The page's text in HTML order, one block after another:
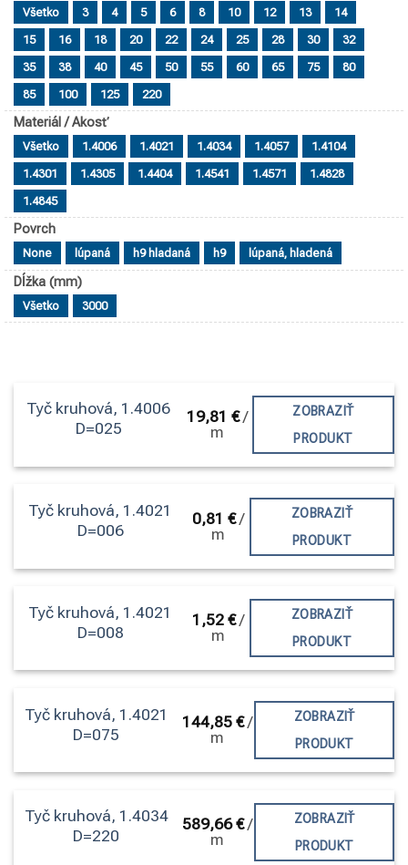
Všetko 3 4 5 6 8 10 12 13 14
15 16 18 20 22 24 25 28 30 32
35 38 40 45 50 55 60 65 75 80
85 100 125 220
Materiál / Akosť
Všetko 1.4006 1.4021 1.4034 1.4057 1.4104
1.4301 1.4305 1.4404 1.4541 1.4571 1.4828
1.4845
Povrch
None lúpaná h9 hladaná h9 lúpaná, hladená
Dĺžka (mm)
Všetko 3000
Tyč kruhová, 1.4006
D=025
19,81€/
m
ZOBRAZIŤ
PRODUKT
Tyč kruhová, 1.4021
D=006
0,81€/
m
ZOBRAZIŤ
PRODUKT
Tyč kruhová, 1.4021
D=008
1,52€/
m
ZOBRAZIŤ
PRODUKT
Tyč kruhová, 1.4021
D=075
144,85 €/
m
ZOBRAZIŤ
PRODUKT
Tyč kruhová, 1.4034
D=220
589,66€/
m
ZOBRAZIŤ
PRODUKT